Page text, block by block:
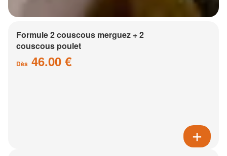
Formule 2 couscous merguez + 2
couscous poulet
Dès 46.00 €